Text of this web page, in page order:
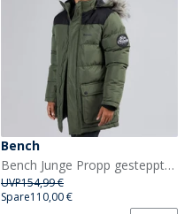
Bench
Bench Junge Propp gesteppter Parka Mantel Khaki
UVP154,99 €
Spare110,00 €